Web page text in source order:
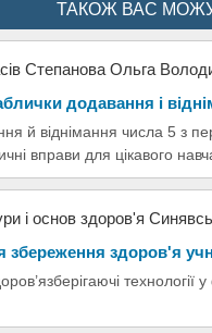
ТАКОЖ ВАС
Степанова Ольга
додавання і
й віднімання числа 5 з
вправи для цікавого
і основ здоров'я
збереження здоров'я